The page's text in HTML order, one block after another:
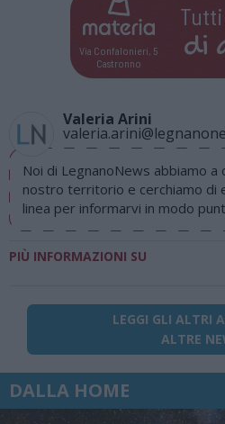
Via Confalonieri, 5
Castronno
di
Valeria Arini
Noi di LegnanoNews abbiamo
nostro territorio e cerchiamo di
linea per informarvi in modo
PIÙ INFORMAZIONI SU
LEGGI GLI ALTRI
ALTRE
DALLA HOME